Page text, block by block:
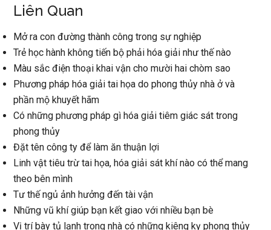
Liên Quan
Mở ra con đường thành công trong sự nghiệp
Trẻ học hành không tiến bộ phải hóa giải như thế nào
Màu sắc điện thoại khai vận cho mười hai chòm sao
Phương pháp hóa giải tai họa do phong thủy nhà ở và
phần mộ khuyết hãm
Có những phương pháp gì hóa giải tiêm giác sát trong
phong thủy
Đặt tên công ty để làm ăn thuận lợi
Linh vật tiêu trừ tai họa, hóa giải sát khí nào có thể mang
theo bên mình
Tư thế ngủ ảnh hưởng đến tài vận
Những vũ khí giúp bạn kết giao với nhiều bạn bè
Vị trí bày tủ lạnh trong nhà có những kiêng kỵ phong thủy